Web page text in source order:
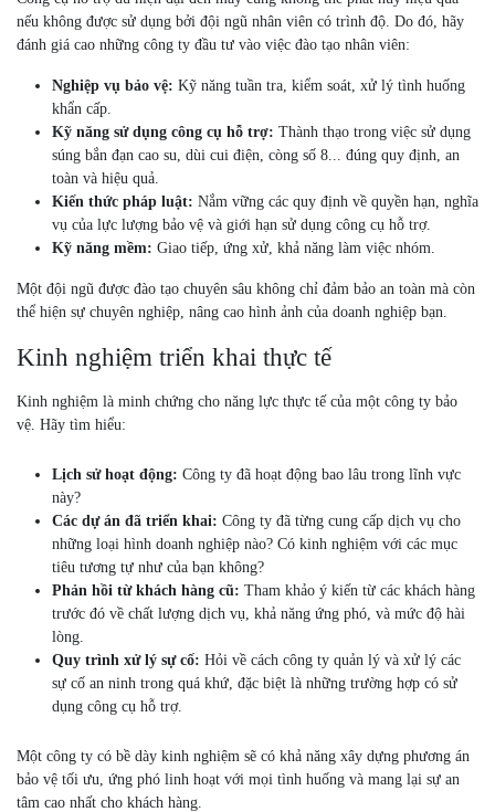
nếu không được sử dụng bởi đội ngũ nhân viên có trình độ. Do đó, hãy
đánh giá cao những công ty đầu tư vào việc đào tạo nhân viên:
Nghiệp vụ bảo vệ: Kỹ năng tuần tra, kiểm soát, xử lý tình huống
khẩn cấp.
Kỹ năng sử dụng công cụ hỗ trợ: Thành thạo trong việc sử dụng
súng bắn đạn cao su, dùi cui điện, còng số 8... đúng quy định, an
toàn và hiệu quả.
Kiến thức pháp luật: Nắm vững các quy định về quyền hạn, nghĩa
vụ của lực lượng bảo vệ và giới hạn sử dụng công cụ hỗ trợ.
Kỹ năng mềm: Giao tiếp, ứng xử, khả năng làm việc nhóm.
Một đội ngũ được đào tạo chuyên sâu không chỉ đảm bảo an toàn mà còn
thể hiện sự chuyên nghiệp, nâng cao hình ảnh của doanh nghiệp bạn.
Kinh nghiệm triển khai thực tế
Kinh nghiệm là minh chứng cho năng lực thực tế của một công ty bảo
vệ. Hãy tìm hiểu:
Lịch sử hoạt động: Công ty đã hoạt động bao lâu trong lĩnh vực
này?
Các dự án đã triển khai: Công ty đã từng cung cấp dịch vụ cho
những loại hình doanh nghiệp nào? Có kinh nghiệm với các mục
tiêu tương tự như của bạn không?
Phản hồi từ khách hàng cũ: Tham khảo ý kiến từ các khách hàng
trước đó về chất lượng dịch vụ, khả năng ứng phó, và mức độ hài
lòng.
Quy trình xử lý sự cố: Hỏi về cách công ty quản lý và xử lý các
sự cố an ninh trong quá khứ, đặc biệt là những trường hợp có sử
dụng công cụ hỗ trợ.
Một công ty có bề dày kinh nghiệm sẽ có khả năng xây dựng phương án
bảo vệ tối ưu, ứng phó linh hoạt với mọi tình huống và mang lại sự an
tâm cao nhất cho khách hàng.